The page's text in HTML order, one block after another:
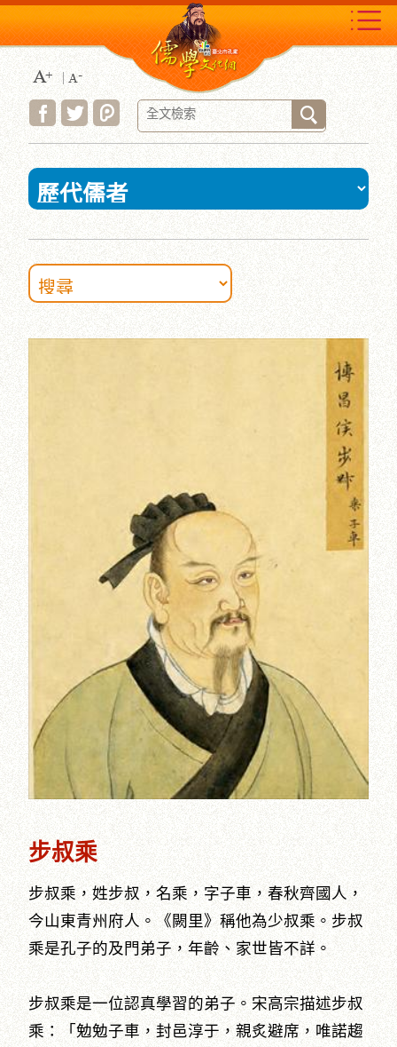
到
主
要
內
容
區
塊
:::
步叔乘
步叔乘，姓步叔，名乘，字子車，春秋齊國人，
今山東青州府人。《闕里》稱他為少叔乘。步叔
乘是孔子的及門弟子，年齡、家世皆不詳。
步叔乘是一位認真學習的弟子。宋高宗描述步叔
乘：「勉勉子車，封邑淳于，親炙避席，唯諾趨